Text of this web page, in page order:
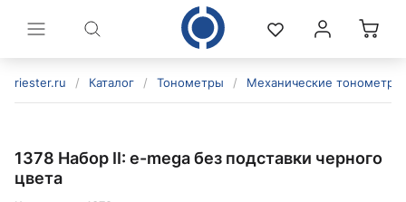
riester.ru / Каталог / Тонометры / Механические тонометры
1378 Набор II: e-mega без подставки черного
цвета